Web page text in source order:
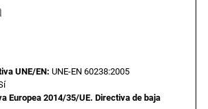
€
UNE/EN: UNE-EN 60238:2005
Europea 2014/35/UE. Directiva de baja